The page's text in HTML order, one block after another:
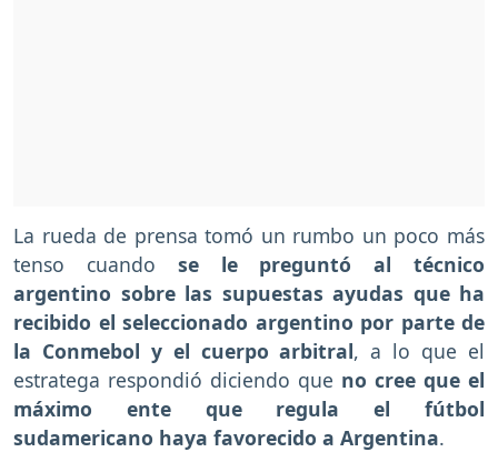
La rueda de prensa tomó un rumbo un poco más
tenso cuando se le preguntó al técnico
argentino sobre las supuestas ayudas que ha
recibido el seleccionado argentino por parte de
la Conmebol y el cuerpo arbitral, a lo que el
estratega respondió diciendo que no cree que el
máximo ente que regula el fútbol
sudamericano haya favorecido a Argentina.